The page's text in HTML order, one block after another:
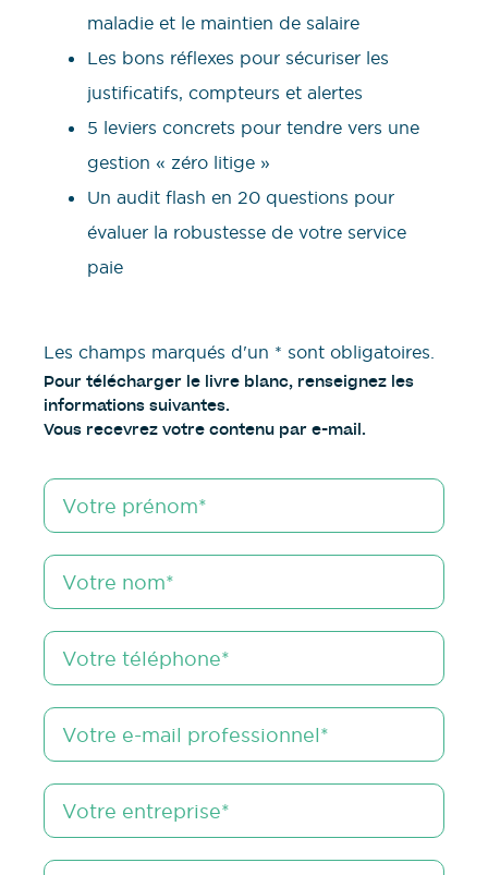
maladie et le maintien de salaire
Les bons réflexes pour sécuriser les
justificatifs, compteurs et alertes
5 leviers concrets pour tendre vers une
gestion « zéro litige »
Un audit flash en 20 questions pour
évaluer la robustesse de votre service
paie
Les champs marqués d'un * sont obligatoires.
Pour télécharger le livre blanc, renseignez les
informations suivantes.
Vous recevrez votre contenu par e-mail.